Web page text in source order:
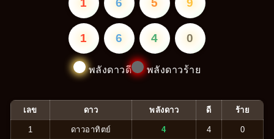
1 6 5 9
1 6 4 0
พลังดาวดี พลังดาวร้าย
เลข ดาว พลังดาว ดี ร้าย
1 ดาวอาทิตย์ 4 4 0